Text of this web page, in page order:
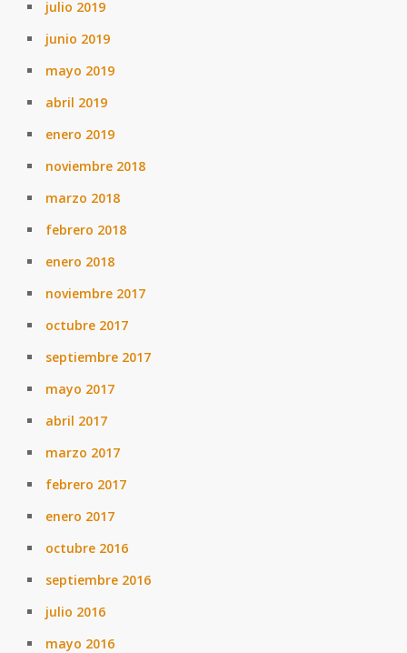
julio 2019
junio 2019
mayo 2019
abril 2019
enero 2019
noviembre 2018
marzo 2018
febrero 2018
enero 2018
noviembre 2017
octubre 2017
septiembre 2017
mayo 2017
abril 2017
marzo 2017
febrero 2017
enero 2017
octubre 2016
septiembre 2016
julio 2016
mayo 2016